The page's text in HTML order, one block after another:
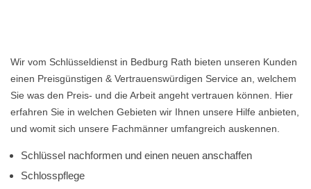
Wir vom Schlüsseldienst in Bedburg Rath bieten unseren Kunden
einen Preisgünstigen & Vertrauenswürdigen Service an, welchem
Sie was den Preis- und die Arbeit angeht vertrauen können. Hier
erfahren Sie in welchen Gebieten wir Ihnen unsere Hilfe anbieten,
und womit sich unsere Fachmänner umfangreich auskennen.
Schlüssel nachformen und einen neuen anschaffen
Schlosspflege